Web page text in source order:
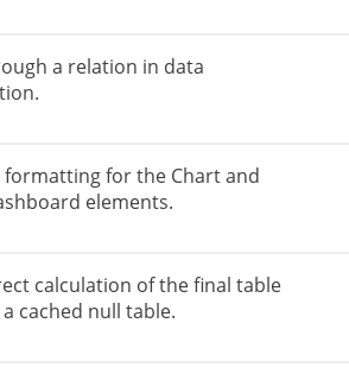
a relation in data
for the Chart and
elements.
calculation of the final table
cached null table.